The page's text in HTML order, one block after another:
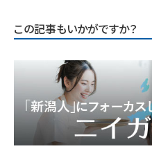
この記事もいかがですか？